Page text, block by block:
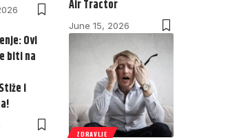
Air Tractor
June 15, 2026
Ovi
biti na
i
ZDRAVLJE